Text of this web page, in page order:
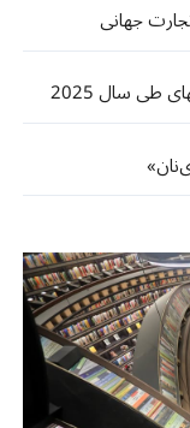
جهانی
طی سال 2025